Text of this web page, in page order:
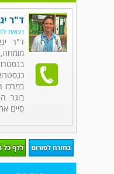
ד"ר
רפואת
ד"ר
במרכז
בוגר
סיים